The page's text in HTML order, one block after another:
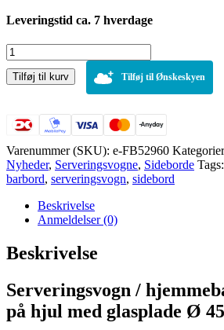
Leveringstid ca. 7 hverdage
Serveringsvogn
i
guld
hjul
med
glasplade
Ø
45
antal
Tilføj til kurv Tilføj til Ønskeskyen
Varenummer (SKU): e-FB52960
Nyheder, Serveringsvogne, Sideborde Tags:
barbord, serveringsvogn, sidebord
Beskrivelse
Anmeldelser (0)
Beskrivelse
Serveringsvogn /
på hjul med glasplade Ø